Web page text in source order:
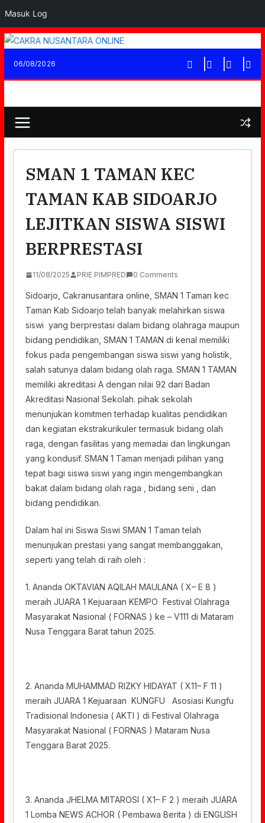
Masuk Log
Skip
content
06/08/2026
SMAN 1 TAMAN KEC
TAMAN KAB SIDOARJO
LEJITKAN SISWA SISWI
BERPRESTASI
11/08/2025 PRIE PIMPRED 0 Comments
Sidoarjo, Cakranusantara online, SMAN 1 Taman kec
Taman Kab Sidoarjo telah banyak melahirkan siswa
siswi yang berprestasi dalam bidang olahraga maupun
bidang pendidikan, SMAN 1 TAMAN di kenal memiliki
fokus pada pengembangan siswa siswi yang holistik,
salah satunya dalam bidang olah raga. SMAN 1 TAMAN
memiliki akreditasi A dengan nilai 92 dari Badan
Akreditasi Nasional Sekolah. pihak sekolah
menunjukan komitmen terhadap kualitas pendidikan
dan kegiatan ekstrakurikuler termasuk bidang olah
raga, dengan fasilitas yang memadai dan lingkungan
yang kondusif. SMAN 1 Taman menjadi pilihan yang
tepat bagi siswa siswi yang ingin mengembangkan
bakat dalam bidang olah raga , bidang seni , dan
bidang pendidikan.
Dalam hal ini Siswa Siswi SMAN 1 Taman telah
menunjukan prestasi yang sangat membanggakan,
seperti yang telah di raih oleh :
1. Ananda OKTAVIAN AQILAH MAULANA ( X– E 8 )
meraih JUARA 1 Kejuaraan KEMPO Festival Olahraga
Masyarakat Nasional ( FORNAS ) ke – V111 di Mataram
Nusa Tenggara Barat tahun 2025.
2. Ananda MUHAMMAD RIZKY HIDAYAT ( X11– F 11 )
meraih JUARA 1 Kejuaraan KUNGFU Asosiasi Kungfu
Tradisional Indonesia ( AKTI ) di Festival Olahraga
Masyarakat Nasional ( FORNAS ) Mataram Nusa
Tenggara Barat 2025.
3. Ananda JHELMA MITAROSI ( X1– F 2 ) meraih JUARA
1 Lomba NEWS ACHOR ( Pembawa Berita ) di ENGLISH